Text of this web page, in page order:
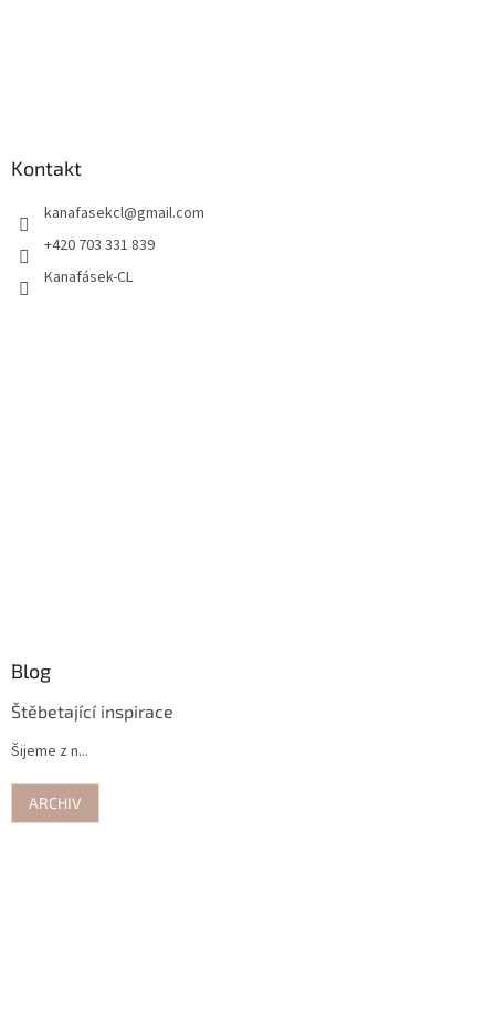
Kontakt
kanafasekcl@gmail.com
+420 703 331 839
Kanafásek-CL
Blog
Štěbetající inspirace
Šijeme z n...
ARCHIV